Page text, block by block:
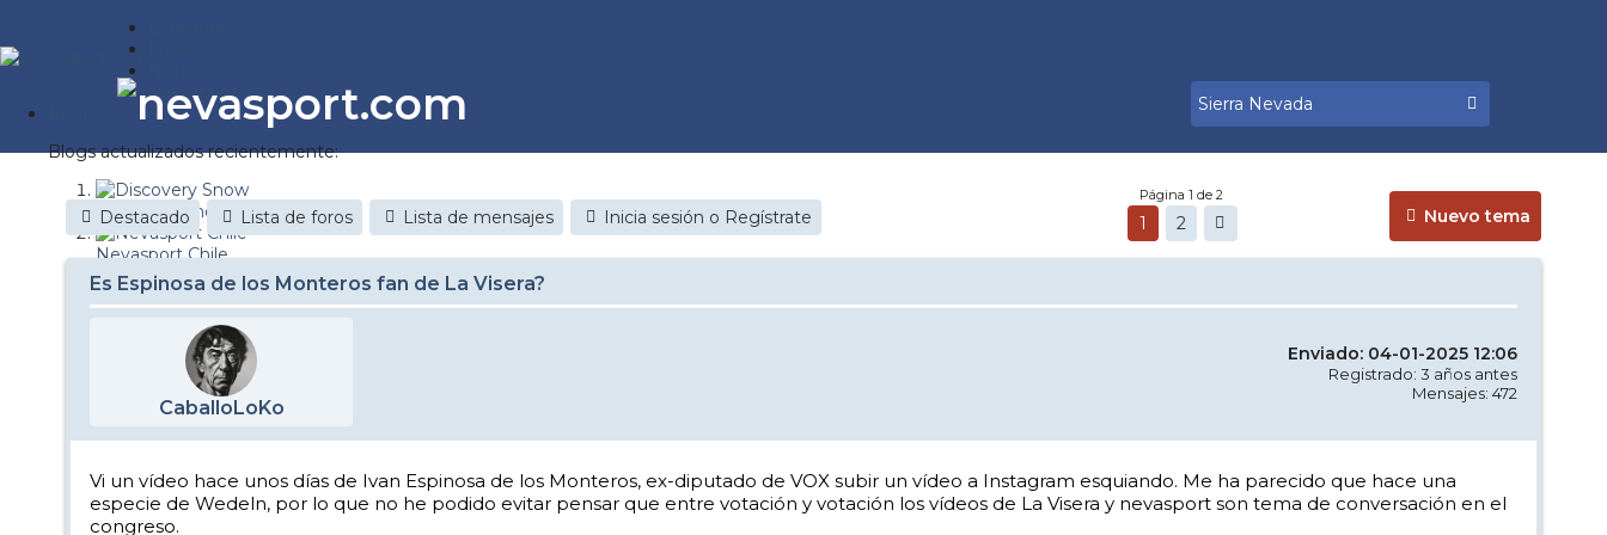
Reportajes
Blogs actualizados recientemente:
Discovery Snow
Nevasport Chile
Esquiaryviajar.com
nevasport blog
Diario de un friki
Revista NIX
Nuevo tema
Destacado Lista de foros Lista de mensajes Inicia sesión o Regístrate
Página 1 de 2
1 2
Es Espinosa de los Monteros fan de La Visera?
CaballoLoKo
Enviado: 04-01-2025 12:06
Registrado: 3 años antes
Mensajes: 472
Vi un vídeo hace unos días de Ivan Espinosa de los Monteros, ex-diputado de VOX subir un vídeo a Instagram esquiando. Me ha parecido que hace una
especie de Wedeln, por lo que no he podido evitar pensar que entre votación y votación los vídeos de La Visera y nevasport son tema de conversación en el
congreso.